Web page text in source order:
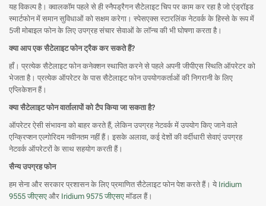
यह विकल्प है। क्वालकॉम पहले से ही स्नैपड्रैगन सैटेलाइट चिप पर काम कर रहा है जो एंड्रॉइड
स्मार्टफोन में समान सुविधाओं को सक्षम करेगा। स्पेसएक्स स्टारलिंक नेटवर्क के हिस्से के रूप में
5जी मोबाइल फोन के लिए उपग्रह संचार सेवाओं के लॉन्च की भी घोषणा करता है।
क्या आप एक सैटेलाइट फोन ट्रैक कर सकते हैं?
हाँ। प्रत्येक सैटेलाइट फोन कनेक्शन स्थापित करने से पहले अपनी जीपीएस स्थिति ऑपरेटर को
भेजता है। प्रत्येक ऑपरेटर के पास सैटेलाइट फोन उपयोगकर्ताओं की निगरानी के लिए
एप्लिकेशन हैं।
क्या सैटेलाइट फोन वार्तालापों को टैप किया जा सकता है?
ऑपरेटर ऐसी संभावना को बाहर करते हैं, लेकिन उपग्रह नेटवर्क में उपयोग किए जाने वाले
एन्क्रिप्शन एल्गोरिदम नवीनतम नहीं हैं। इसके अलावा, कई देशों की वर्दीधारी सेवाएं उपग्रह
नेटवर्क ऑपरेटरों के साथ सहयोग करती हैं।
सैन्य उपग्रह फोन
हम सेना और सरकार प्रशासन के लिए प्रमाणित सैटेलाइट फोन पेश करते हैं। ये Iridium
9555 जीएसए और Iridium 9575 जीएसए मॉडल हैं।